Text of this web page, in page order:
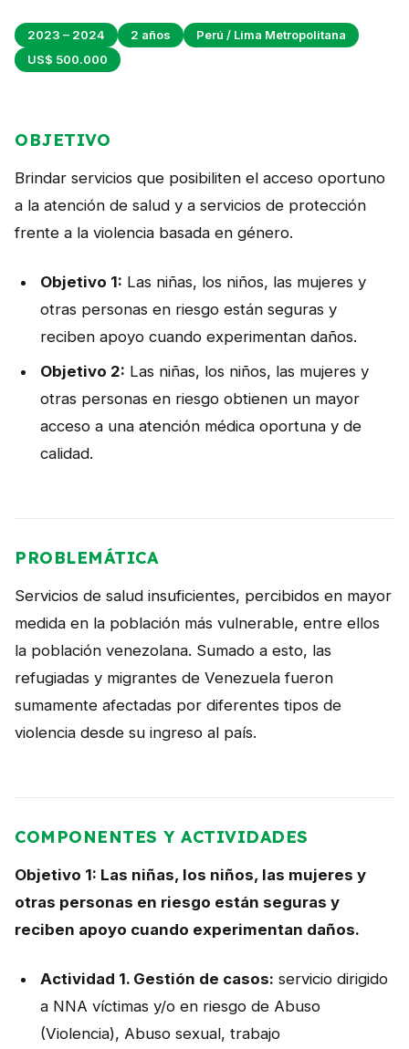
Argentina
En Argentina
RECURSOS
Publicaciones
Caja de Herramientas
NOTICIAS
2023 – 2024 2 años
Perú / Lima Metropolitana
US$ 500.000
OBJETIVO
Brindar servicios que posibiliten el acceso oportuno
a la atención de salud y a servicios de protección
frente a la violencia basada en género.
Objetivo 1: Las niñas, los niños, las mujeres y
otras personas en riesgo están seguras y
reciben apoyo cuando experimentan daños.
Objetivo 2: Las niñas, los niños, las mujeres y
otras personas en riesgo obtienen un mayor
acceso a una atención médica oportuna y de
calidad.
PROBLEMÁTICA
Servicios de salud insuficientes, percibidos en mayor
medida en la población más vulnerable, entre ellos
la población venezolana. Sumado a esto, las
refugiadas y migrantes de Venezuela fueron
sumamente afectadas por diferentes tipos de
violencia desde su ingreso al país.
COMPONENTES Y ACTIVIDADES
Objetivo 1: Las niñas, los niños, las mujeres y
otras personas en riesgo están seguras y
reciben apoyo cuando experimentan daños.
Actividad 1. Gestión de casos: servicio dirigido
a NNA víctimas y/o en riesgo de Abuso
(Violencia), Abuso sexual, trabajo